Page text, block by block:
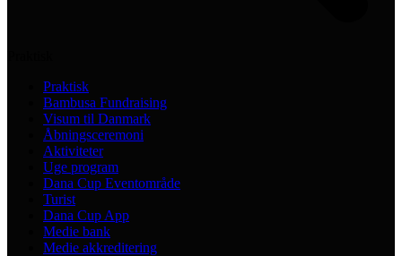
Praktisk
Bambusa Fundraising
Visum til Danmark
Åbningsceremoni
Aktiviteter
Uge program
Dana Cup Eventområde
Turist
Dana Cup App
Medie bank
Medie akkreditering